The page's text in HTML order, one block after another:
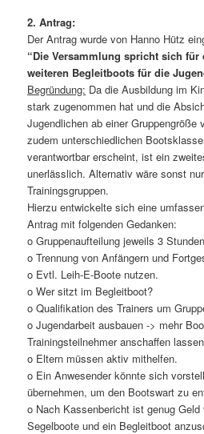
2. Antrag:
Der Antrag wurde von Hanno Hütz
“Die Versammlung spricht sich
weiteren Begleitboots für die
Begründung: Da die Ausbildung im
stark zugenommen hat und die
Jugendlichen ab einer Gruppengröße
zudem unterschiedlichen
verantwortbar erscheint, ist ein
unerlässlich. Alternativ wäre sonst
Trainingsgruppen.
Hierzu entwickelte sich eine
Antrag mit folgenden Gedanken:
o Gruppenaufteilung jeweils 3
o Trennung von Anfängern und
o Evtl. Leih-E-Boote nutzen.
o Wer sitzt im Begleitboot?
o Qualifikation des Trainers um
o Jugendarbeit ausbauen -> mehr
Trainingsteilnehmer anschaffen
o Eltern müssen aktiv mithelfen.
o Ein Anwesender könnte sich
übernehmen, um den Bootswart zu
o Nach Kassenbericht ist genug
Segelboote und ein Begleitboot